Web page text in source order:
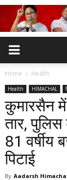
Home Health
Health HIMACHAL
कुमारसैन में
तार,
81 वर्षीय
पिटाई
By Aadarsh